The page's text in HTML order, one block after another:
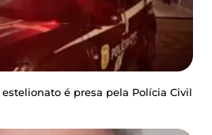
é presa pela Polícia Civil